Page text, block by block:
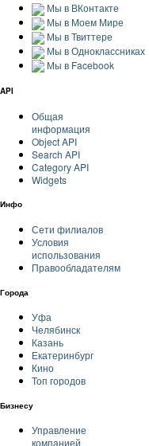
Мы в ВКонтакте
Мы в Моем Мире
Мы в Твиттере
Мы в Одноклассниках
Мы в Facebook
API
Общая
информация
Object API
Search API
Category API
Widgets
Инфо
Сети филиалов
Условия
использования
Правообладателям
Города
Уфа
Челябинск
Казань
Екатеринбург
Кино
Топ городов
Бизнесу
Управление
компанией